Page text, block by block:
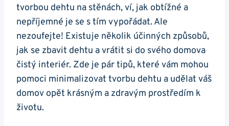
tvorbou dehtu ‌na stěnách, ví, jak⁢ obtížné a
nepříjemné je ⁣se‌ s​ tím vypořádat.‌ Ale
nezoufejte! Existuje několik účinných‌ způsobů,
jak​ se zbavit dehtu a vrátit si do⁣ svého domova
čistý interiér. Zde je pár tipů, které vám mohou
pomoci minimalizovat tvorbu dehtu a ​udělat váš
domov opět krásným ‍a zdravým prostředím⁣ k
životu.